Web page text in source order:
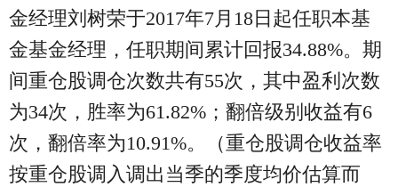
金经理刘树荣于2017年7月18日起任职本基
金基金经理，任职期间累计回报34.88%。期
间重仓股调仓次数共有55次，其中盈利次数
为34次，胜率为61.82%；翻倍级别收益有6
次，翻倍率为10.91%。（重仓股调仓收益率
按重仓股调入调出当季的季度均价估算而